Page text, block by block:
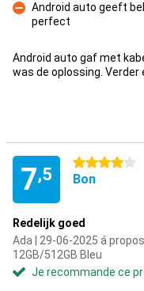
Contre
Android auto geeft
perfect
Android auto gaf met
was de oplossing.
7,5
4 étoiles
Bon
Redelijk goed
Ada | 29-06-2025 á
12GB/512GB Bleu
Je recommande ce